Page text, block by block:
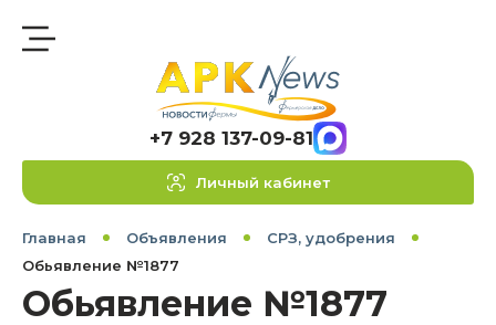
+7 928 137-09-81
Личный кабинет
Главная Объявления
СРЗ, удобрения
Обьявление №1877
Обьявление №1877